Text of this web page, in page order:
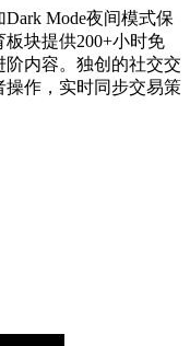
Mode夜间模式保
块提供200+小时免
内容。独创的社交交
作，实时同步交易策